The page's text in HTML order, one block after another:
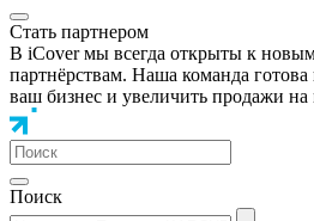
Стать партнером
В iCover мы всегда открыты к
партнёрствам. Наша команда
ваш бизнес и увеличить продажи на
Поиск